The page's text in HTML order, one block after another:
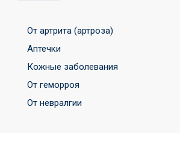
От артрита (артроза)
Аптечки
Кожные заболевания
От геморроя
От невралгии